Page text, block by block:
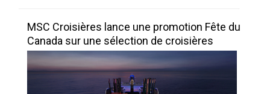
MSC Croisières lance une promotion Fête du
Canada sur une sélection de croisières